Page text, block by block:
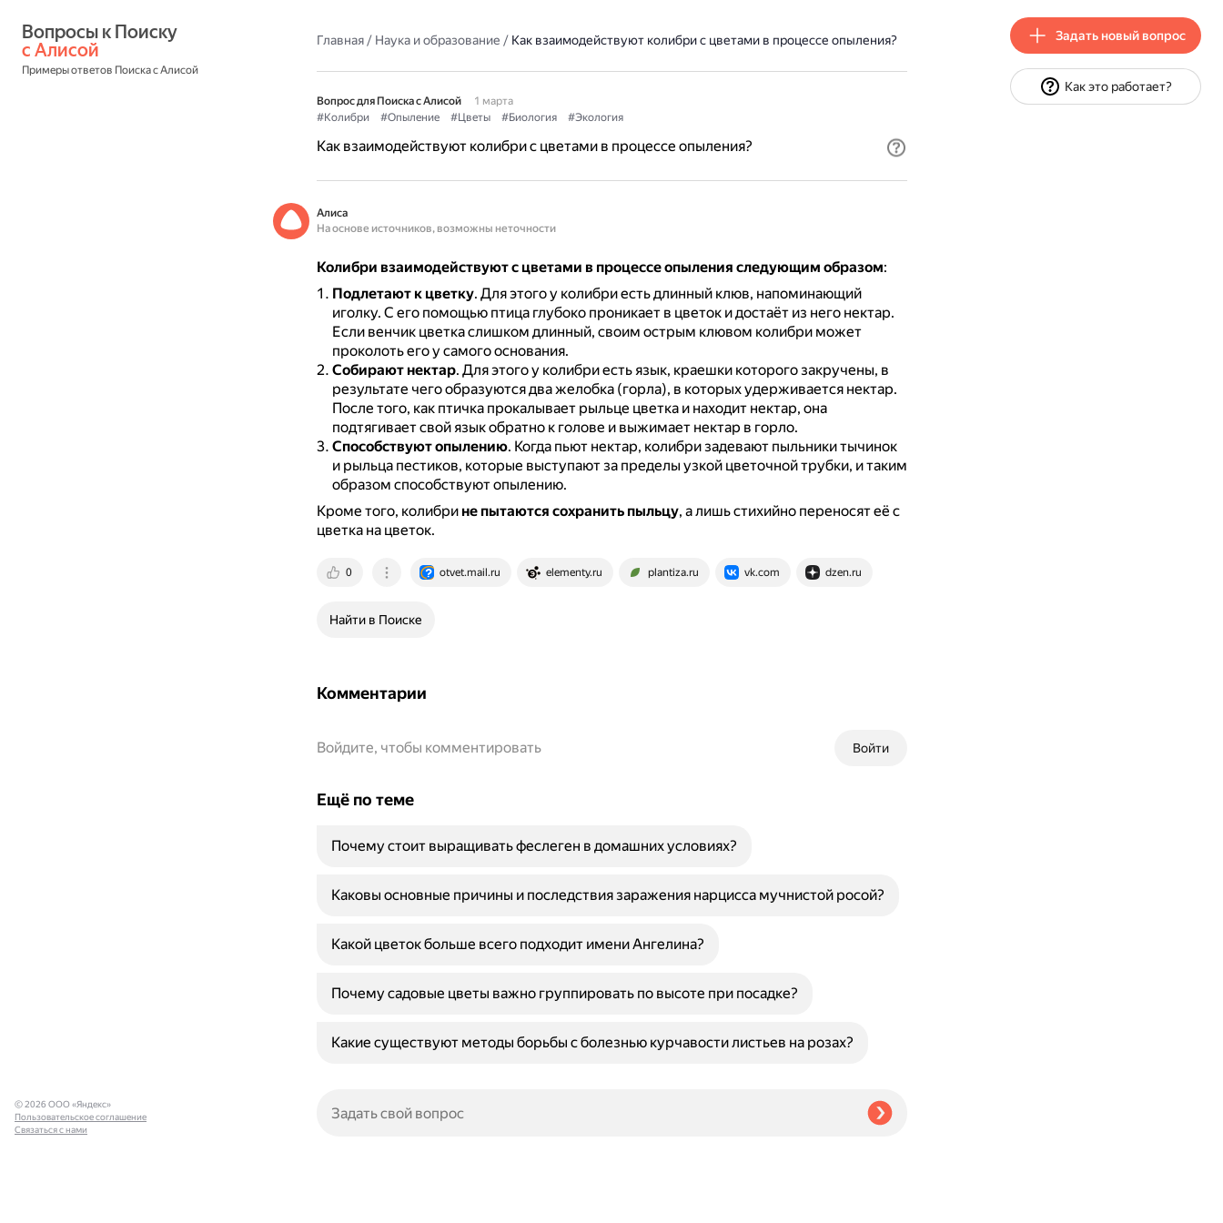
с Алисой
Примеры ответов Поиска с Алисой
Главная/ Наука и образование / Как взаимодействуют колибри с цветами в процессе опыления?
Вопрос для Поиска с Алисой
1 марта
#Колибри
#Опыление #Цветы #Биология #Экология
Как взаимодействуют колибри с цветами в процессе опыления?
Алиса
На основе источников, возможны неточности
Колибри взаимодействуют с цветами в процессе опыления следующим образом:
Подлетают к цветку. Для этого у колибри есть длинный клюв, напоминающий
иголку. С его помощью птица глубоко проникает в цветок и достаёт из него нектар.
Если венчик цветка слишком длинный, своим острым клювом колибри может
проколоть его у самого основания.
Собирают нектар. Для этого у колибри есть язык, краешки которого закручены, в
результате чего образуются два желобка (горла), в которых удерживается нектар.
После того, как птичка прокалывает рыльце цветка и находит нектар, она
подтягивает свой язык обратно к голове и выжимает нектар в горло.
Способствуют опылению. Когда пьют нектар, колибри задевают пыльники тычинок
и рыльца пестиков, которые выступают за пределы узкой цветочной трубки, и таким
образом способствуют опылению.
Кроме того, колибри не пытаются сохранить пыльцу, а лишь стихийно переносят её с
цветка на цветок.
0 otvet.mail.ru elementy.ru plantiza.ru vk.com dzen.ru
Найти в Поиске
Комментарии
Войти
Войдите, чтобы комментировать
Ещё по теме
Почему стоит выращивать феслеген в домашних условиях?
Каковы основные причины и последствия заражения нарцисса мучнистой росой?
Какой цветок больше всего подходит имени Ангелина?
Почему садовые цветы важно группировать по высоте при посадке?
Какие существуют методы борьбы с болезнью курчавости листьев на розах?
© 2026 ООО «Яндекс»
Пользовательское соглашение
Связаться с нами
Задать новый вопрос
Как это работает?